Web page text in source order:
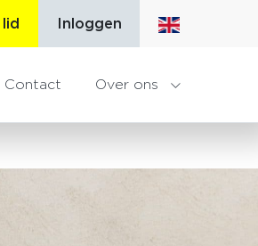
Inloggen
Contact Over ons